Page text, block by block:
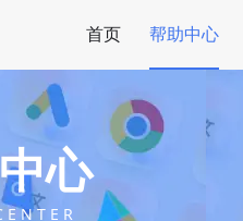
首页 帮助中心
心
N T E R